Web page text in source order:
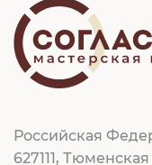
Российская
627111, Тюменская